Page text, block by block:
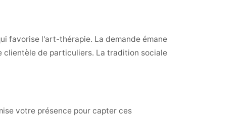
favorise l'art-thérapie. La demande émane
clientèle de particuliers. La tradition sociale
votre présence pour capter ces